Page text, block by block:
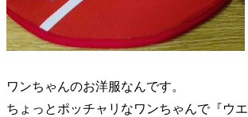
ワンちゃんのお洋服なんです。
ちょっとポッチャリなワンちゃんで『ウ